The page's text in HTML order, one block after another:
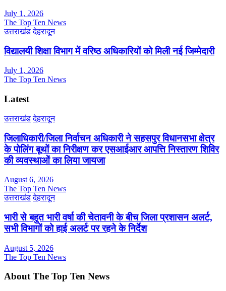
July 1, 2026
The Top Ten News
उत्तराखंड देहरादून
विद्यालयी शिक्षा विभाग में वरिष्ठ अधिकारियों को मिली नई जिम्मेदारी
July 1, 2026
The Top Ten News
Latest
उत्तराखंड देहरादून
जिलाधिकारी/जिला निर्वाचन अधिकारी ने सहसपुर विधानसभा क्षेत्र
के पोलिंग बूथों का निरीक्षण कर एसआईआर आपत्ति निस्तारण शिविर
की व्यवस्थाओं का लिया जायजा
August 6, 2026
The Top Ten News
उत्तराखंड देहरादून
भारी से बहुत भारी वर्षा की चेतावनी के बीच जिला प्रशासन अलर्ट,
सभी विभागों को हाई अलर्ट पर रहने के निर्देश
August 5, 2026
The Top Ten News
About The Top Ten News